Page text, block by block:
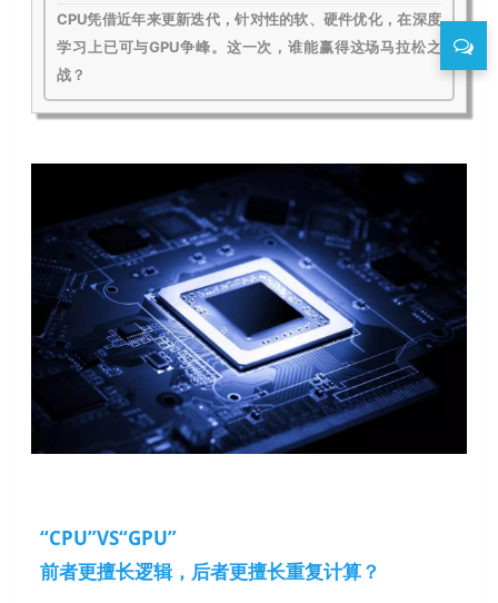
CPU凭借近年来更新迭代，针对性的软、硬件优化，在深度
学习上已可与GPU争峰。这一次，谁能赢得这场马拉松之
战？
“CPU”VS“GPU”
前者更擅长逻辑， 后者更擅长重复计算？